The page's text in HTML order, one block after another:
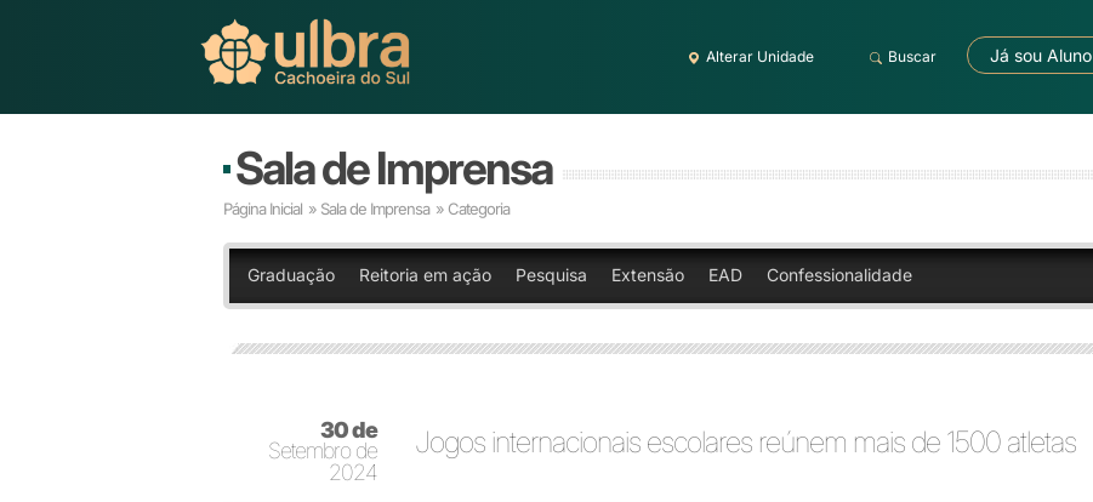
Alterar Unidade Buscar Já sou Aluno
Sala de Imprensa
Página Inicial » Sala de Imprensa » Categoria
Graduação Reitoria em ação Pesquisa Extensão EAD Confessionalidade
30 de
Setembro de
2024
Jogos internacionais escolares reúnem mais de 1500 atletas